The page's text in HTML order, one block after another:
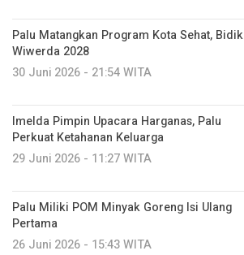
Palu Matangkan Program Kota Sehat, Bidik
Wiwerda 2028
30 Juni 2026 - 21:54 WITA
Imelda Pimpin Upacara Harganas, Palu
Perkuat Ketahanan Keluarga
29 Juni 2026 - 11:27 WITA
Palu Miliki POM Minyak Goreng Isi Ulang
Pertama
26 Juni 2026 - 15:43 WITA